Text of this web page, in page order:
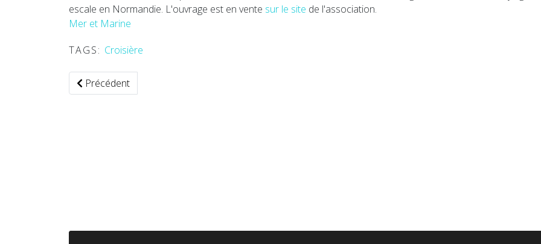
escale en Normandie. L'ouvrage est en vente sur le site de l'association.
Mer et Marine
TAGS: Croisière
Article précédent : Bordeaux Métropole et Marmande Val-de-Garonne collaborent pour faciliter les flux de
Précédent